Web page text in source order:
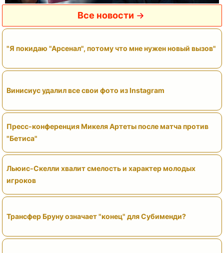
Все новости
"Я покидаю "Арсенал", потому что мне нужен новый вызов"
Винисиус удалил все свои фото из Instagram
Пресс-конференция Микеля Артеты после матча против
"Бетиса"
Льюис-Скелли хвалит смелость и характер молодых
игроков
Трансфер Бруну означает "конец" для Субименди?